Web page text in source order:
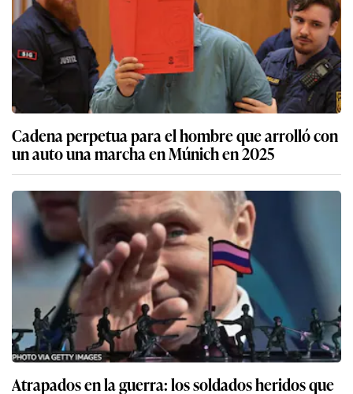
Cadena perpetua para el hombre que arrolló con
un auto una marcha en Múnich en 2025
Atrapados en la guerra: los soldados heridos que